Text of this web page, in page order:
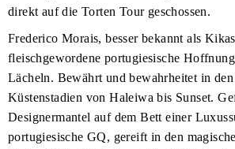
direkt auf die Torten Tour geschossen.
Frederico Morais, besser bekannt als
fleischgewordene portugiesische
Lächeln. Bewährt und bewahrheitet in
Küstenstadien von Haleiwa bis Sunset.
Designermantel auf dem Bett einer
portugiesische GQ, gereift in den